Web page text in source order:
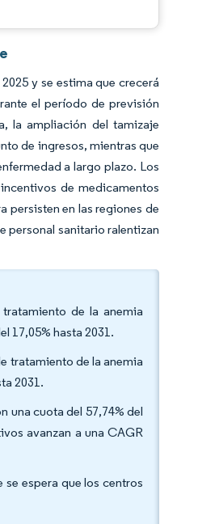
y se estima que crecerá
el período de previsión
la ampliación del tamizaje
de ingresos, mientras que
a largo plazo. Los
de medicamentos
persisten en las regiones de
personal sanitario ralentizan
de la anemia
17,05% hasta 2031.
tratamiento de la anemia
2031.
una cuota del 57,74% del
avanzan a una CAGR
espera que los centros